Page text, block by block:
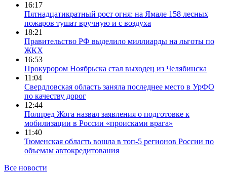
16:17
Пятнадцатикратный рост огня: на Ямале 158 лесных
пожаров тушат вручную и с воздуха
18:21
Правительство РФ выделило миллиарды на льготы по
ЖКХ
16:53
Прокурором Ноябрьска стал выходец из Челябинска
11:04
Свердловская область заняла последнее место в УрФО
по качеству дорог
12:44
Полпред Жога назвал заявления о подготовке к
мобилизации в России «происками врага»
11:40
Тюменская область вошла в топ-5 регионов России по
объемам автокредитования
Все новости